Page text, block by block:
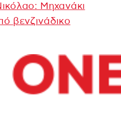
Μηχανάκι
βενζινάδικο